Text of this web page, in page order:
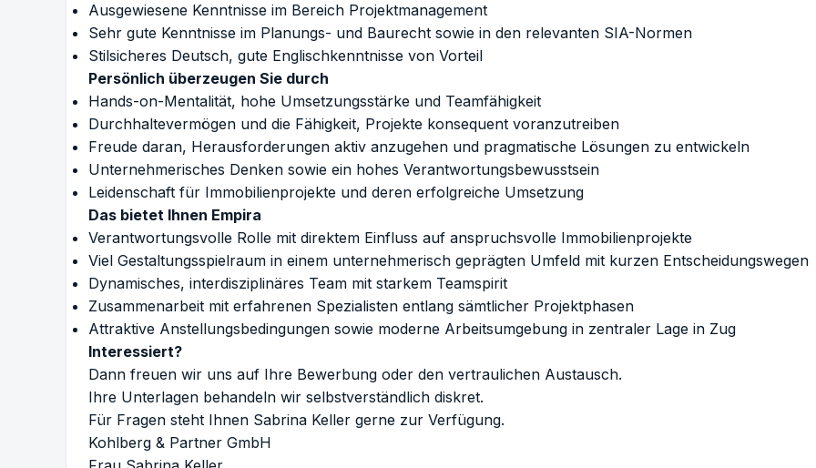
Ausgewiesene Kenntnisse im Bereich Projektmanagement
Sehr gute Kenntnisse im Planungs- und Baurecht sowie in den relevanten SIA-Normen
Stilsicheres Deutsch, gute Englischkenntnisse von Vorteil
Persönlich überzeugen Sie durch
Hands-on-Mentalität, hohe Umsetzungsstärke und Teamfähigkeit
Durchhaltevermögen und die Fähigkeit, Projekte konsequent voranzutreiben
Freude daran, Herausforderungen aktiv anzugehen und pragmatische Lösungen zu entwickeln
Unternehmerisches Denken sowie ein hohes Verantwortungsbewusstsein
Leidenschaft für Immobilienprojekte und deren erfolgreiche Umsetzung
Das bietet Ihnen Empira
Verantwortungsvolle Rolle mit direktem Einfluss auf anspruchsvolle Immobilienprojekte
Viel Gestaltungsspielraum in einem unternehmerisch geprägten Umfeld mit kurzen Entscheidungswegen
Dynamisches, interdisziplinäres Team mit starkem Teamspirit
Zusammenarbeit mit erfahrenen Spezialisten entlang sämtlicher Projektphasen
Attraktive Anstellungsbedingungen sowie moderne Arbeitsumgebung in zentraler Lage in Zug
Interessiert?
Dann freuen wir uns auf Ihre Bewerbung oder den vertraulichen Austausch.
Ihre Unterlagen behandeln wir selbstverständlich diskret.
Für Fragen steht Ihnen Sabrina Keller gerne zur Verfügung.
Kohlberg & Partner GmbH